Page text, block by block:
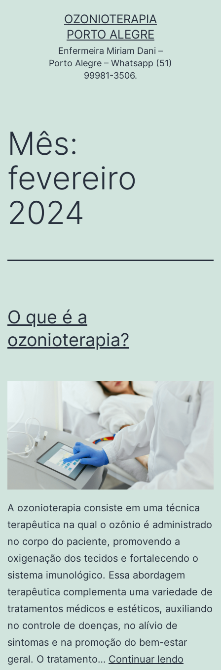
OZONIOTERAPIA
PORTO ALEGRE
Enfermeira Miriam Dani –
Porto Alegre – Whatsapp (51)
99981-3506.
Mês:
fevereiro
2024
O que é a
ozonioterapia?
A ozonioterapia consiste em uma técnica
terapêutica na qual o ozônio é administrado
no corpo do paciente, promovendo a
oxigenação dos tecidos e fortalecendo o
sistema imunológico. Essa abordagem
terapêutica complementa uma variedade de
tratamentos médicos e estéticos, auxiliando
no controle de doenças, no alívio de
sintomas e na promoção do bem-estar
geral. O tratamento… Continuar lendo